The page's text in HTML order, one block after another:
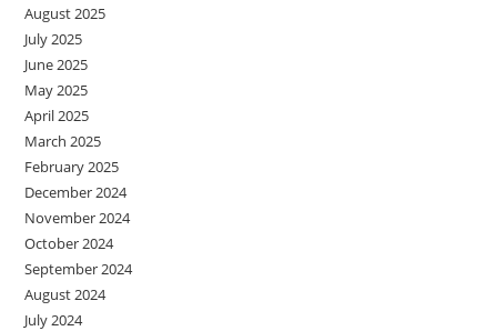
August 2025
July 2025
June 2025
May 2025
April 2025
March 2025
February 2025
December 2024
November 2024
October 2024
September 2024
August 2024
July 2024